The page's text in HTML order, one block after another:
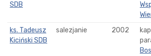
SDB
ks. Tadeusz
Kiciński SDB
salezjanie 2002